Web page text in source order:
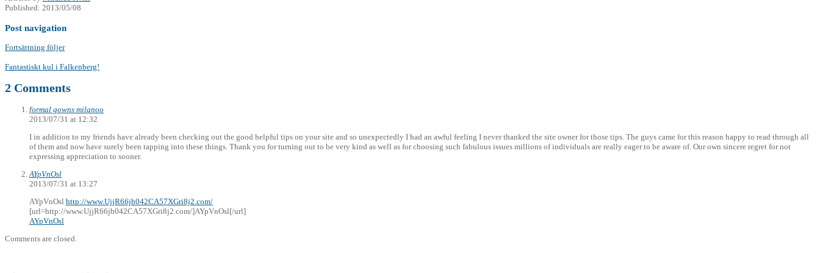
Published: 2013/05/08
Post navigation
Fortsättning följer
Fantastiskt kul i Falkenberg!
2 Comments
formal gowns milanoo
2013/07/31 at 12:32
I in addition to my friends have already been checking out the good helpful tips on your site and so unexpectedly I had an awful feeling I never thanked the site owner for those tips. The guys came for this reason happy to read through all
of them and now have surely been tapping into these things. Thank you for turning out to be very kind as well as for choosing such fabulous issues millions of individuals are really eager to be aware of. Our own sincere regret for not
expressing appreciation to sooner.
AYpVnOsl
2013/07/31 at 13:27
AYpVnOsl http://www.UjjR66jb042CA57XGri8j2.com/
[url=http://www.UjjR66jb042CA57XGri8j2.com/]AYpVnOsl[/url]
AYpVnOsl
Comments are closed.